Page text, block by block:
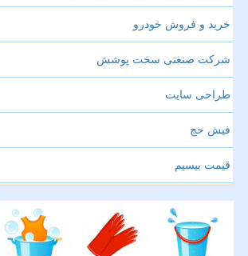
خرید و فروش خودرو
شرکت صنعتی سخت پوشش
طراحی سایت
فیش حج
قیمت بیسیم